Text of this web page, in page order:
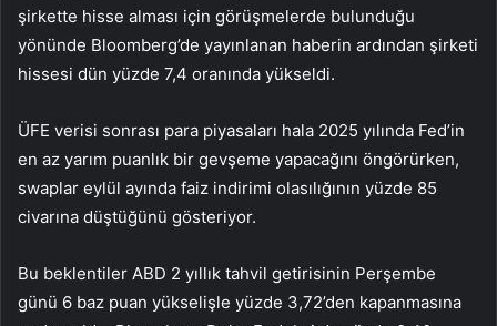
şirkette hisse alması için görüşmelerde bulunduğu
yönünde Bloomberg’de yayınlanan haberin ardından şirketi
hissesi dün yüzde 7,4 oranında yükseldi.
ÜFE verisi sonrası para piyasaları hala 2025 yılında Fed’in
en az yarım puanlık bir gevşeme yapacağını öngörürken,
swaplar eylül ayında faiz indirimi olasılığının yüzde 85
civarına düştüğünü gösteriyor.
Bu beklentiler ABD 2 yıllık tahvil getirisinin Perşembe
günü 6 baz puan yükselişle yüzde 3,72’den kapanmasına